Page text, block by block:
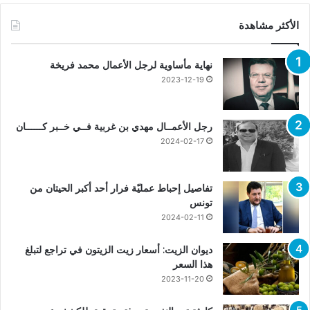
الأكثر مشاهدة
نهاية مأساوية لرجل الأعمال محمد فريخة
2023-12-19
رجل الأعمــال مهدي بن غربية فــي خــبر كــــــان
2024-02-17
تفاصيل إحباط عمليّة فرار أحد أكبر الحيتان من
تونس
2024-02-11
ديوان الزيت: أسعار زيت الزيتون في تراجع لتبلغ
هذا السعر
2023-11-20